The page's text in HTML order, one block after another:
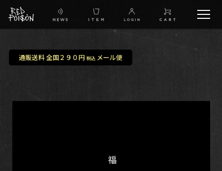
IG
通販送料 全国２９０円 税込メール便